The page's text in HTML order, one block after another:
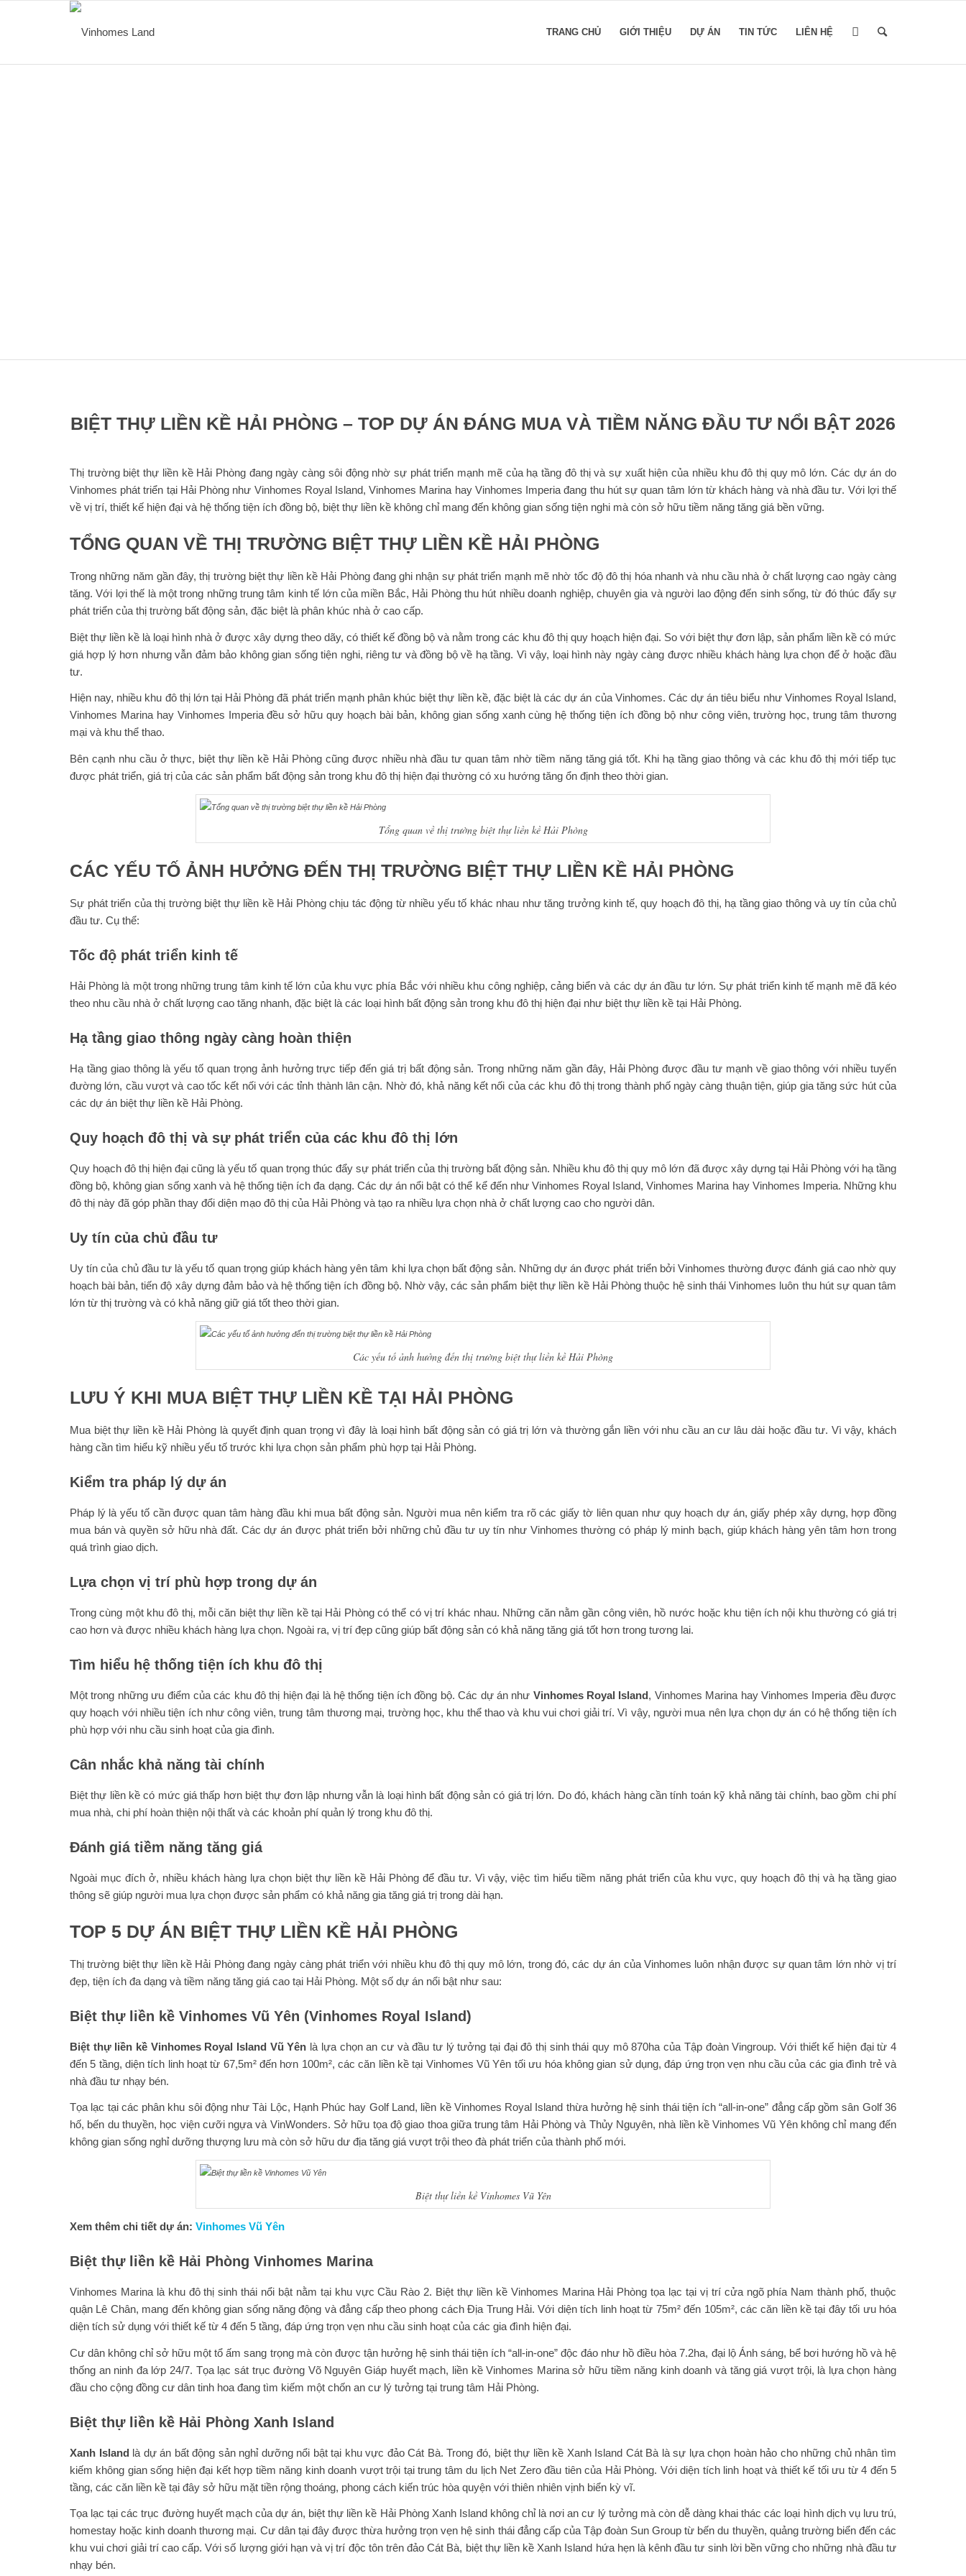
TRANG CHỦ GIỚI THIỆU DỰ ÁN TIN TỨC LIÊN HỆ
BIỆT THỰ LIỀN KỀ HẢI PHÒNG – TOP DỰ ÁN ĐÁNG MUA VÀ TIỀM NĂNG ĐẦU TƯ NỔI BẬT 2026
Thị trường biệt thự liền kề Hải Phòng đang ngày càng sôi động nhờ sự phát triển mạnh mẽ của hạ tầng đô thị và sự xuất hiện của nhiều khu đô thị quy mô lớn. Các dự án do
Vinhomes phát triển tại Hải Phòng như Vinhomes Royal Island, Vinhomes Marina hay Vinhomes Imperia đang thu hút sự quan tâm lớn từ khách hàng và nhà đầu tư. Với lợi thế
về vị trí, thiết kế hiện đại và hệ thống tiện ích đồng bộ, biệt thự liền kề không chỉ mang đến không gian sống tiện nghi mà còn sở hữu tiềm năng tăng giá bền vững.
TỔNG QUAN VỀ THỊ TRƯỜNG BIỆT THỰ LIỀN KỀ HẢI PHÒNG
Trong những năm gần đây, thị trường biệt thự liền kề Hải Phòng đang ghi nhận sự phát triển mạnh mẽ nhờ tốc độ đô thị hóa nhanh và nhu cầu nhà ở chất lượng cao ngày càng
tăng. Với lợi thế là một trong những trung tâm kinh tế lớn của miền Bắc, Hải Phòng thu hút nhiều doanh nghiệp, chuyên gia và người lao động đến sinh sống, từ đó thúc đẩy sự
phát triển của thị trường bất động sản, đặc biệt là phân khúc nhà ở cao cấp.
Biệt thự liền kề là loại hình nhà ở được xây dựng theo dãy, có thiết kế đồng bộ và nằm trong các khu đô thị quy hoạch hiện đại. So với biệt thự đơn lập, sản phẩm liền kề có mức
giá hợp lý hơn nhưng vẫn đảm bảo không gian sống tiện nghi, riêng tư và đồng bộ về hạ tầng. Vì vậy, loại hình này ngày càng được nhiều khách hàng lựa chọn để ở hoặc đầu
tư.
Hiện nay, nhiều khu đô thị lớn tại Hải Phòng đã phát triển mạnh phân khúc biệt thự liền kề, đặc biệt là các dự án của Vinhomes. Các dự án tiêu biểu như Vinhomes Royal Island,
Vinhomes Marina hay Vinhomes Imperia đều sở hữu quy hoạch bài bản, không gian sống xanh cùng hệ thống tiện ích đồng bộ như công viên, trường học, trung tâm thương
mại và khu thể thao.
Bên cạnh nhu cầu ở thực, biệt thự liền kề Hải Phòng cũng được nhiều nhà đầu tư quan tâm nhờ tiềm năng tăng giá tốt. Khi hạ tầng giao thông và các khu đô thị mới tiếp tục
được phát triển, giá trị của các sản phẩm bất động sản trong khu đô thị hiện đại thường có xu hướng tăng ổn định theo thời gian.
Tổng quan về thị trường biệt thự liền kề Hải Phòng
CÁC YẾU TỐ ẢNH HƯỞNG ĐẾN THỊ TRƯỜNG BIỆT THỰ LIỀN KỀ HẢI PHÒNG
Sự phát triển của thị trường biệt thự liền kề Hải Phòng chịu tác động từ nhiều yếu tố khác nhau như tăng trưởng kinh tế, quy hoạch đô thị, hạ tầng giao thông và uy tín của chủ
đầu tư. Cụ thể:
Tốc độ phát triển kinh tế
Hải Phòng là một trong những trung tâm kinh tế lớn của khu vực phía Bắc với nhiều khu công nghiệp, cảng biển và các dự án đầu tư lớn. Sự phát triển kinh tế mạnh mẽ đã kéo
theo nhu cầu nhà ở chất lượng cao tăng nhanh, đặc biệt là các loại hình bất động sản trong khu đô thị hiện đại như biệt thự liền kề tại Hải Phòng.
Hạ tầng giao thông ngày càng hoàn thiện
Hạ tầng giao thông là yếu tố quan trọng ảnh hưởng trực tiếp đến giá trị bất động sản. Trong những năm gần đây, Hải Phòng được đầu tư mạnh về giao thông với nhiều tuyến
đường lớn, cầu vượt và cao tốc kết nối với các tỉnh thành lân cận. Nhờ đó, khả năng kết nối của các khu đô thị trong thành phố ngày càng thuận tiện, giúp gia tăng sức hút của
các dự án biệt thự liền kề Hải Phòng.
Quy hoạch đô thị và sự phát triển của các khu đô thị lớn
Quy hoạch đô thị hiện đại cũng là yếu tố quan trọng thúc đẩy sự phát triển của thị trường bất động sản. Nhiều khu đô thị quy mô lớn đã được xây dựng tại Hải Phòng với hạ tầng
đồng bộ, không gian sống xanh và hệ thống tiện ích đa dạng. Các dự án nổi bật có thể kể đến như Vinhomes Royal Island, Vinhomes Marina hay Vinhomes Imperia. Những khu
đô thị này đã góp phần thay đổi diện mạo đô thị của Hải Phòng và tạo ra nhiều lựa chọn nhà ở chất lượng cao cho người dân.
Uy tín của chủ đầu tư
Uy tín của chủ đầu tư là yếu tố quan trọng giúp khách hàng yên tâm khi lựa chọn bất động sản. Những dự án được phát triển bởi Vinhomes thường được đánh giá cao nhờ quy
hoạch bài bản, tiến độ xây dựng đảm bảo và hệ thống tiện ích đồng bộ. Nhờ vậy, các sản phẩm biệt thự liền kề Hải Phòng thuộc hệ sinh thái Vinhomes luôn thu hút sự quan tâm
lớn từ thị trường và có khả năng giữ giá tốt theo thời gian.
Các yếu tố ảnh hưởng đến thị trường biệt thự liền kề Hải Phòng
LƯU Ý KHI MUA BIỆT THỰ LIỀN KỀ TẠI HẢI PHÒNG
Mua biệt thự liền kề Hải Phòng là quyết định quan trọng vì đây là loại hình bất động sản có giá trị lớn và thường gắn liền với nhu cầu an cư lâu dài hoặc đầu tư. Vì vậy, khách
hàng cần tìm hiểu kỹ nhiều yếu tố trước khi lựa chọn sản phẩm phù hợp tại Hải Phòng.
Kiểm tra pháp lý dự án
Pháp lý là yếu tố cần được quan tâm hàng đầu khi mua bất động sản. Người mua nên kiểm tra rõ các giấy tờ liên quan như quy hoạch dự án, giấy phép xây dựng, hợp đồng
mua bán và quyền sở hữu nhà đất. Các dự án được phát triển bởi những chủ đầu tư uy tín như Vinhomes thường có pháp lý minh bạch, giúp khách hàng yên tâm hơn trong
quá trình giao dịch.
Lựa chọn vị trí phù hợp trong dự án
Trong cùng một khu đô thị, mỗi căn biệt thự liền kề tại Hải Phòng có thể có vị trí khác nhau. Những căn nằm gần công viên, hồ nước hoặc khu tiện ích nội khu thường có giá trị
cao hơn và được nhiều khách hàng lựa chọn. Ngoài ra, vị trí đẹp cũng giúp bất động sản có khả năng tăng giá tốt hơn trong tương lai.
Tìm hiểu hệ thống tiện ích khu đô thị
Một trong những ưu điểm của các khu đô thị hiện đại là hệ thống tiện ích đồng bộ. Các dự án như Vinhomes Royal Island, Vinhomes Marina hay Vinhomes Imperia đều được
quy hoạch với nhiều tiện ích như công viên, trung tâm thương mại, trường học, khu thể thao và khu vui chơi giải trí. Vì vậy, người mua nên lựa chọn dự án có hệ thống tiện ích
phù hợp với nhu cầu sinh hoạt của gia đình.
Cân nhắc khả năng tài chính
Biệt thự liền kề có mức giá thấp hơn biệt thự đơn lập nhưng vẫn là loại hình bất động sản có giá trị lớn. Do đó, khách hàng cần tính toán kỹ khả năng tài chính, bao gồm chi phí
mua nhà, chi phí hoàn thiện nội thất và các khoản phí quản lý trong khu đô thị.
Đánh giá tiềm năng tăng giá
Ngoài mục đích ở, nhiều khách hàng lựa chọn biệt thự liền kề Hải Phòng để đầu tư. Vì vậy, việc tìm hiểu tiềm năng phát triển của khu vực, quy hoạch đô thị và hạ tầng giao
thông sẽ giúp người mua lựa chọn được sản phẩm có khả năng gia tăng giá trị trong dài hạn.
TOP 5 DỰ ÁN BIỆT THỰ LIỀN KỀ HẢI PHÒNG
Thị trường biệt thự liền kề Hải Phòng đang ngày càng phát triển với nhiều khu đô thị quy mô lớn, trong đó, các dự án của Vinhomes luôn nhận được sự quan tâm lớn nhờ vị trí
đẹp, tiện ích đa dạng và tiềm năng tăng giá cao tại Hải Phòng. Một số dự án nổi bật như sau:
Biệt thự liền kề Vinhomes Vũ Yên (Vinhomes Royal Island)
Biệt thự liền kề Vinhomes Royal Island Vũ Yên là lựa chọn an cư và đầu tư lý tưởng tại đại đô thị sinh thái quy mô 870ha của Tập đoàn Vingroup. Với thiết kế hiện đại từ 4
đến 5 tầng, diện tích linh hoạt từ 67,5m² đến hơn 100m², các căn liền kề tại Vinhomes Vũ Yên tối ưu hóa không gian sử dụng, đáp ứng trọn vẹn nhu cầu của các gia đình trẻ và
nhà đầu tư nhạy bén.
Tọa lạc tại các phân khu sôi động như Tài Lộc, Hạnh Phúc hay Golf Land, liền kề Vinhomes Royal Island thừa hưởng hệ sinh thái tiện ích “all-in-one” đẳng cấp gồm sân Golf 36
hố, bến du thuyền, học viện cưỡi ngựa và VinWonders. Sở hữu tọa độ giao thoa giữa trung tâm Hải Phòng và Thủy Nguyên, nhà liền kề Vinhomes Vũ Yên không chỉ mang đến
không gian sống nghỉ dưỡng thượng lưu mà còn sở hữu dư địa tăng giá vượt trội theo đà phát triển của thành phố mới.
Biệt thự liền kề Vinhomes Vũ Yên
Xem thêm chi tiết dự án: Vinhomes Vũ Yên
Biệt thự liền kề Hải Phòng Vinhomes Marina
Vinhomes Marina là khu đô thị sinh thái nổi bật nằm tại khu vực Cầu Rào 2. Biệt thự liền kề Vinhomes Marina Hải Phòng tọa lạc tại vị trí cửa ngõ phía Nam thành phố, thuộc
quận Lê Chân, mang đến không gian sống năng động và đẳng cấp theo phong cách Địa Trung Hải. Với diện tích linh hoạt từ 75m² đến 105m², các căn liền kề tại đây tối ưu hóa
diện tích sử dụng với thiết kế từ 4 đến 5 tầng, đáp ứng trọn vẹn nhu cầu sinh hoạt của các gia đình hiện đại.
Cư dân không chỉ sở hữu một tổ ấm sang trọng mà còn được tận hưởng hệ sinh thái tiện ích “all-in-one” độc đáo như hồ điều hòa 7.2ha, đại lộ Ánh sáng, bể bơi hướng hồ và hệ
thống an ninh đa lớp 24/7. Tọa lạc sát trục đường Võ Nguyên Giáp huyết mạch, liền kề Vinhomes Marina sở hữu tiềm năng kinh doanh và tăng giá vượt trội, là lựa chọn hàng
đầu cho cộng đồng cư dân tinh hoa đang tìm kiếm một chốn an cư lý tưởng tại trung tâm Hải Phòng.
Biệt thự liền kề Hải Phòng Xanh Island
Xanh Island là dự án bất động sản nghỉ dưỡng nổi bật tại khu vực đảo Cát Bà. Trong đó, biệt thự liền kề Xanh Island Cát Bà là sự lựa chọn hoàn hảo cho những chủ nhân tìm
kiếm không gian sống hiện đại kết hợp tiềm năng kinh doanh vượt trội tại trung tâm du lịch Net Zero đầu tiên của Hải Phòng. Với diện tích linh hoạt và thiết kế tối ưu từ 4 đến 5
tầng, các căn liền kề tại đây sở hữu mặt tiền rộng thoáng, phong cách kiến trúc hòa quyện với thiên nhiên vịnh biển kỳ vĩ.
Tọa lạc tại các trục đường huyết mạch của dự án, biệt thự liền kề Hải Phòng Xanh Island không chỉ là nơi an cư lý tưởng mà còn dễ dàng khai thác các loại hình dịch vụ lưu trú,
homestay hoặc kinh doanh thương mại. Cư dân tại đây được thừa hưởng trọn vẹn hệ sinh thái đẳng cấp của Tập đoàn Sun Group từ bến du thuyền, quảng trường biển đến các
khu vui chơi giải trí cao cấp. Với số lượng giới hạn và vị trí độc tôn trên đảo Cát Bà, biệt thự liền kề Xanh Island hứa hẹn là kênh đầu tư sinh lời bền vững cho những nhà đầu tư
nhạy bén.